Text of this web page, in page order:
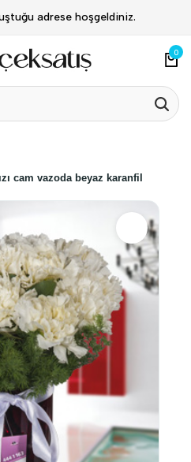
adrese hoşgeldiniz.
0
cam vazoda beyaz karanfil